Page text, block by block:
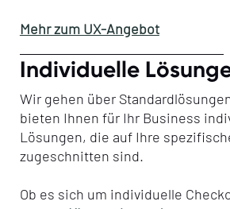
Mehr zum UX-Angebot
Individuelle
Wir gehen über
bieten Ihnen für Ihr Business
Lösungen, die auf Ihre
zugeschnitten sind.
Ob es sich um individuelle